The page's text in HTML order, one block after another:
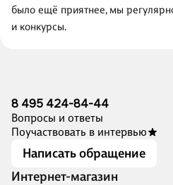
было ещё приятнее, мы
и конкурсы.
8 495 424-84-44
Вопросы и ответы
Поучаствовать в интервью
Написать обращение
Интернет-магазин